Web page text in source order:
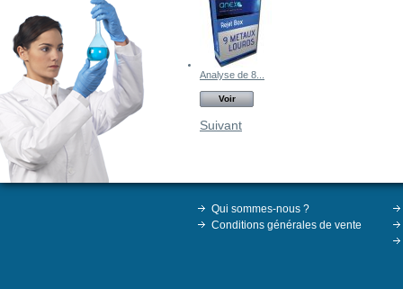
Analyse de 8...
Voir
Suivant
Qui sommes-nous ?
Conditions générales de vente